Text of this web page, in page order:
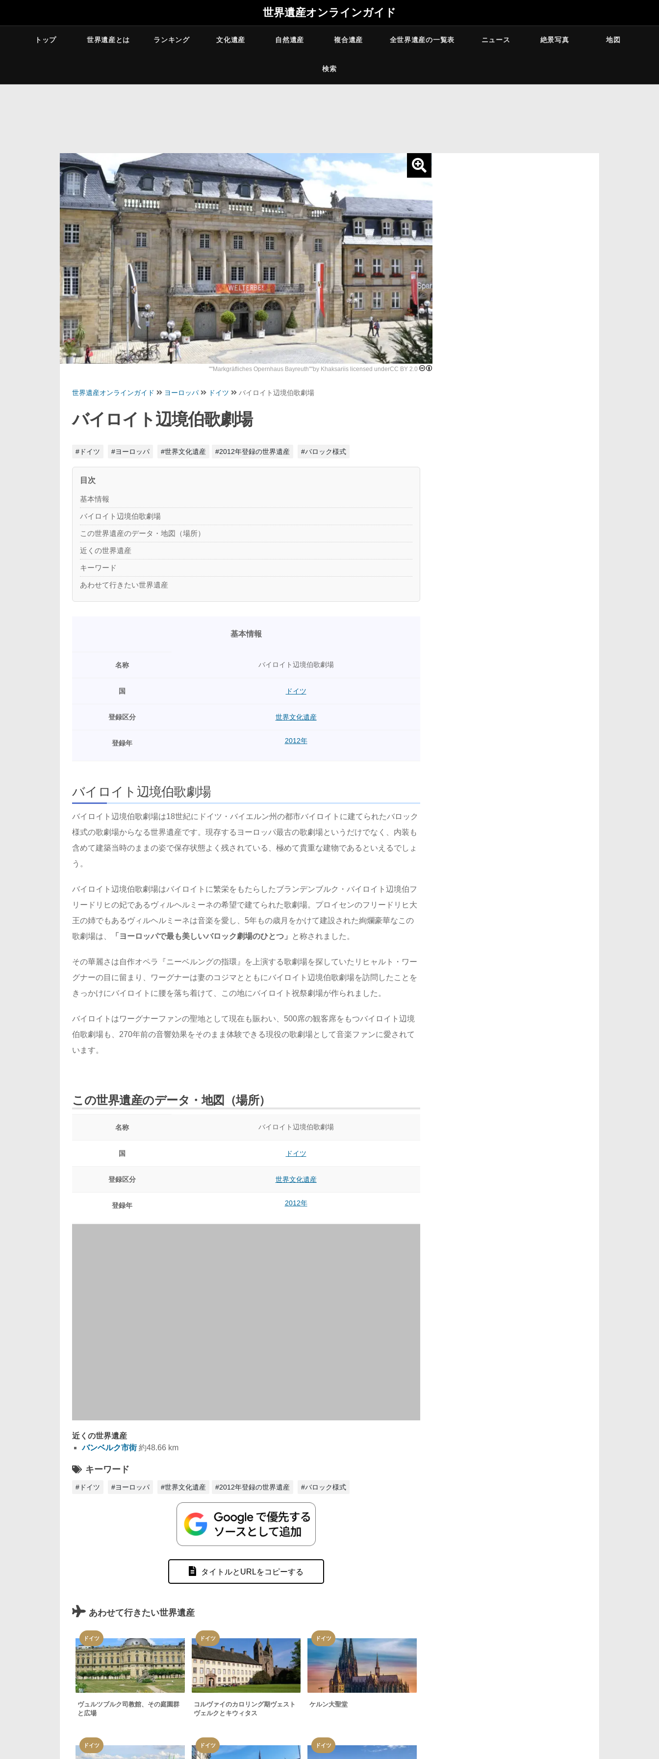
世界遺産オンラインガイド
トップ 世界遺産とは ランキング 文化遺産 自然遺産 複合遺産 全世界遺産の一覧表 ニュース 絶景写真 地図
検索
""Markgräfliches Opernhaus Bayreuth""by Khaksariis licensed underCC BY 2.0
世界遺産オンラインガイド ヨーロッパ ドイツ バイロイト辺境伯歌劇場
バイロイト辺境伯歌劇場
#ドイツ #ヨーロッパ #世界文化遺産 #2012年登録の世界遺産 #バロック様式
目次
基本情報
バイロイト辺境伯歌劇場
この世界遺産のデータ・地図（場所）
近くの世界遺産
キーワード
あわせて行きたい世界遺産
基本情報
名称 バイロイト辺境伯歌劇場
国 ドイツ
登録区分 世界文化遺産
登録年 2012年
バイロイト辺境伯歌劇場
バイロイト辺境伯歌劇場は18世紀にドイツ・バイエルン州の都市バイロイトに建てられたバロック
様式の歌劇場からなる世界遺産です。現存するヨーロッパ最古の歌劇場というだけでなく、内装も
含めて建築当時のままの姿で保存状態よく残されている、極めて貴重な建物であるといえるでしょ
う。
バイロイト辺境伯歌劇場はバイロイトに繁栄をもたらしたブランデンブルク・バイロイト辺境伯フ
リードリヒの妃であるヴィルヘルミーネの希望で建てられた歌劇場。プロイセンのフリードリヒ大
王の姉でもあるヴィルヘルミーネは音楽を愛し、5年もの歳月をかけて建設された絢爛豪華なこの
歌劇場は、
「ヨーロッパで最も美しいバロック劇場のひとつ」 と称されました。
その華麗さは自作オペラ『ニーベルングの指環』を上演する歌劇場を探していたリヒャルト・ワー
グナーの目に留まり、ワーグナーは妻のコジマとともにバイロイト辺境伯歌劇場を訪問したことを
きっかけにバイロイトに腰を落ち着けて、この地にバイロイト祝祭劇場が作られました。
バイロイトはワーグナーファンの聖地として現在も賑わい、500席の観客席をもつバイロイト辺境
伯歌劇場も、270年前の音響効果をそのまま体験できる現役の歌劇場として音楽ファンに愛されて
います。
この世界遺産のデータ・地図（場所）
名称 バイロイト辺境伯歌劇場
国 ドイツ
登録区分 世界文化遺産
登録年 2012年
近くの世界遺産
バンベルク市街 約48.66 km
キーワード
#ドイツ #ヨーロッパ #世界文化遺産 #2012年登録の世界遺産 #バロック様式
タイトルとURLをコピーする
あわせて行きたい世界遺産
ドイツ
ヴュルツブルク司教館、その庭園群
と広場
ドイツ
コルヴァイのカロリング期ヴェスト
ヴェルクとキウィタス
ドイツ
ケルン大聖堂
ドイツ ドイツ ドイツ